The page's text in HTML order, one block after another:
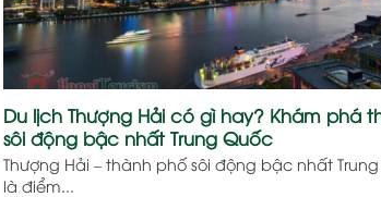
Du lịch Thượng Hải có gì hay? Khám phá
sôi động bậc nhất Trung Quốc
Thượng Hải – thành phố sôi động bậc nhất
là điểm...